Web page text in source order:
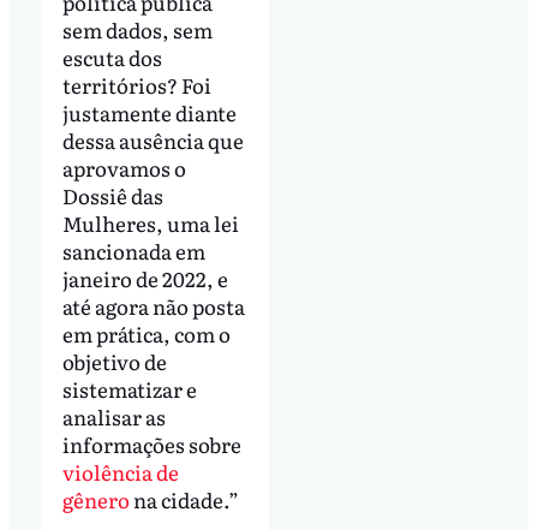
sem dados, sem
escuta dos
territórios? Foi
justamente diante
dessa ausência que
aprovamos o
Dossiê das
Mulheres, uma lei
sancionada em
janeiro de 2022, e
até agora não posta
em prática, com o
objetivo de
sistematizar e
analisar as
informações sobre
violência de
gênero na cidade.”